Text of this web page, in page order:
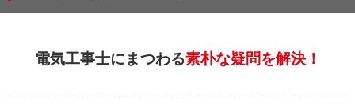
電気工事士にまつわる素朴な疑問を解決！